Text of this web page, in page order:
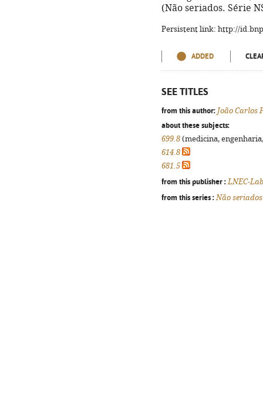
(Não seriados. Série
Persistent link: http://
ADDED
SEE TITLES
from this author: João Carlos
about these subjects:
699.8 (medicina,
614.8
681.5
from this publisher : LNEC-
from this series : Não seriados